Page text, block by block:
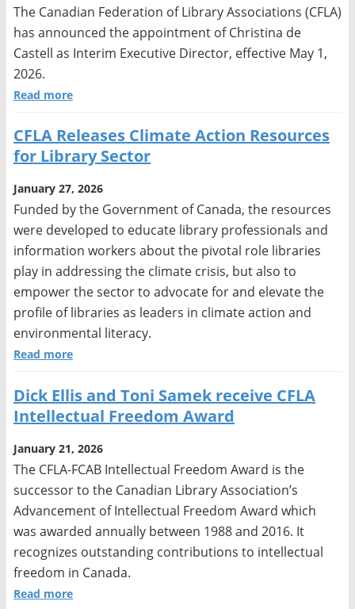
The Canadian Federation of Library Associations (CFLA)
has announced the appointment of Christina de
Castell as Interim Executive Director, effective May 1,
2026.
Read more
CFLA Releases Climate Action Resources
for Library Sector
January 27, 2026
Funded by the Government of Canada, the resources
were developed to educate library professionals and
information workers about the pivotal role libraries
play in addressing the climate crisis, but also to
empower the sector to advocate for and elevate the
profile of libraries as leaders in climate action and
environmental literacy.
Read more
Dick Ellis and Toni Samek receive CFLA
Intellectual Freedom Award
January 21, 2026
The CFLA-FCAB Intellectual Freedom Award is the
successor to the Canadian Library Association’s
Advancement of Intellectual Freedom Award which
was awarded annually between 1988 and 2016. It
recognizes outstanding contributions to intellectual
freedom in Canada.
Read more